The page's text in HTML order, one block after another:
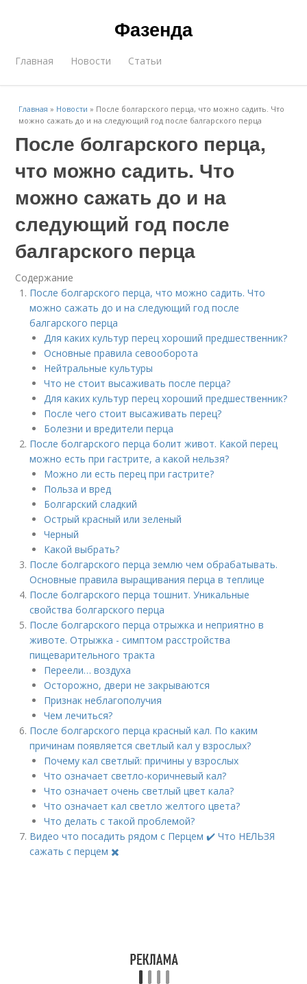
Фазенда
Главная Новости Статьи
Главная » Новости » После болгарского перца, что можно садить. Что
можно сажать до и на следующий год после балгарского перца
После болгарского перца,
что можно садить. Что
можно сажать до и на
следующий год после
балгарского перца
Содержание
После болгарского перца, что можно садить. Что
можно сажать до и на следующий год после
балгарского перца
Для каких культур перец хороший предшественник?
Основные правила севооборота
Нейтральные культуры
Что не стоит высаживать после перца?
Для каких культур перец хороший предшественник?
После чего стоит высаживать перец?
Болезни и вредители перца
После болгарского перца болит живот. Какой перец
можно есть при гастрите, а какой нельзя?
Можно ли есть перец при гастрите?
Польза и вред
Болгарский сладкий
Острый красный или зеленый
Черный
Какой выбрать?
После болгарского перца землю чем обрабатывать.
Основные правила выращивания перца в теплице
После болгарского перца тошнит. Уникальные
свойства болгарского перца
После болгарского перца отрыжка и неприятно в
животе. Отрыжка - симптом расстройства
пищеварительного тракта
Переели… воздуха
Осторожно, двери не закрываются
Признак неблагополучия
Чем лечиться?
После болгарского перца красный кал. По каким
причинам появляется светлый кал у взрослых?
Почему кал светлый: причины у взрослых
Что означает светло-коричневый кал?
Что означает очень светлый цвет кала?
Что означает кал светло желтого цвета?
Что делать с такой проблемой?
Видео что посадить рядом с Перцем ✔️ Что НЕЛЬЗЯ
сажать с перцем ✖️